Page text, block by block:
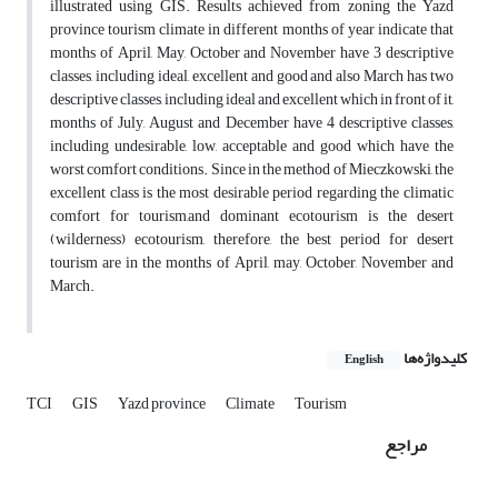
illustrated using GIS. Results achieved from zoning the Yazd
province tourism climate in different months of year indicate that
months of April, May, October and November have 3 descriptive
classes, including ideal, excellent and good and also March has two
descriptive classes, including ideal and excellent which in front of it,
months of July, August and December have 4 descriptive classes,
including undesirable, low, acceptable and good which have the
worst comfort conditions. Since in the method of Mieczkowski, the
excellent class is the most desirable period regarding the climatic
comfort for tourism,and dominant ecotourism is the desert
(wilderness) ecotourism, therefore, the best period for desert
tourism are in the months of April, may, October, November and
March.
کلیدواژه‌ها English
TCI GIS Yazd province Climate Tourism
مراجع